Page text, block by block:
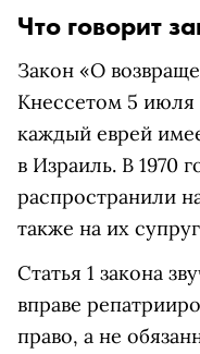
Что говорит
Закон «О
Кнессетом 5 июля
каждый еврей
в Израиль. В 1970
распространили
также на их
Статья 1 закона
вправе
право, а не